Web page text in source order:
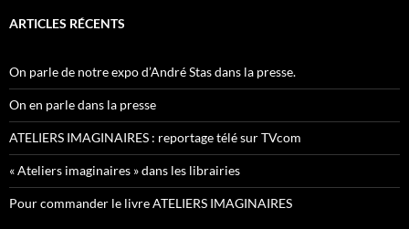
ARTICLES RÉCENTS
On parle de notre expo d’André Stas dans la presse.
On en parle dans la presse
ATELIERS IMAGINAIRES : reportage télé sur TVcom
« Ateliers imaginaires » dans les librairies
Pour commander le livre ATELIERS IMAGINAIRES